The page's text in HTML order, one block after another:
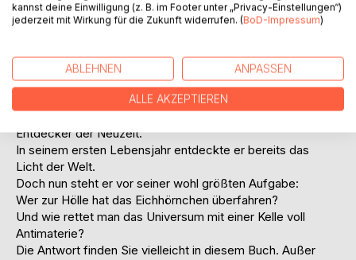
Mittagessen und Abendbrot erfunden
und das letzte Ahorn gesichtet. Er hat den Ayers Rock
rot gestrichen und das Bernsteinzimmer versteckt.
Herr Olafson gilt bis heute noch als einer der größten
Entdecker der Neuzeit.
In seinem ersten Lebensjahr entdeckte er bereits das
Licht der Welt.
Doch nun steht er vor seiner wohl größten Aufgabe:
Wer zur Hölle hat das Eichhörnchen überfahren?
Und wie rettet man das Universum mit einer Kelle voll
Antimaterie?
Die Antwort finden Sie vielleicht in diesem Buch. Außer
kannst deine Einwilligung (z. B. im Footer unter „Privacy-Einstellungen“)
jederzeit mit Wirkung für die Zukunft widerrufen. (BoD-Impressum)
ABLEHNEN ANPASSEN
ALLE AKZEPTIEREN